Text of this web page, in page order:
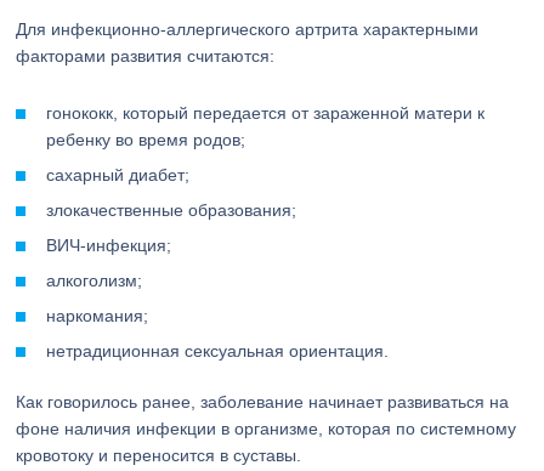
Для инфекционно-аллергического артрита характерными
факторами развития считаются:
гонококк, который передается от зараженной матери к
ребенку во время родов;
сахарный диабет;
злокачественные образования;
ВИЧ-инфекция;
алкоголизм;
наркомания;
нетрадиционная сексуальная ориентация.
Как говорилось ранее, заболевание начинает развиваться на
фоне наличия инфекции в организме, которая по системному
кровотоку и переносится в суставы.